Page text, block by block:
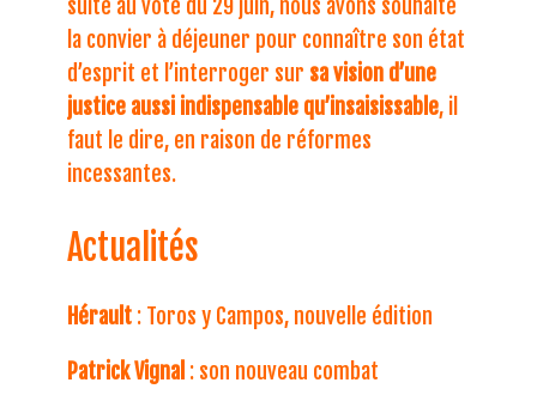
suite au vote du 29 juin, nous avons souhaité
la convier à déjeuner pour connaître son état
d’esprit et l’interroger sur sa vision d’une
justice aussi indispensable qu’insaisissable, il
faut le dire, en raison de réformes
incessantes.
Actualités
Hérault : Toros y Campos, nouvelle édition
Patrick Vignal : son nouveau combat